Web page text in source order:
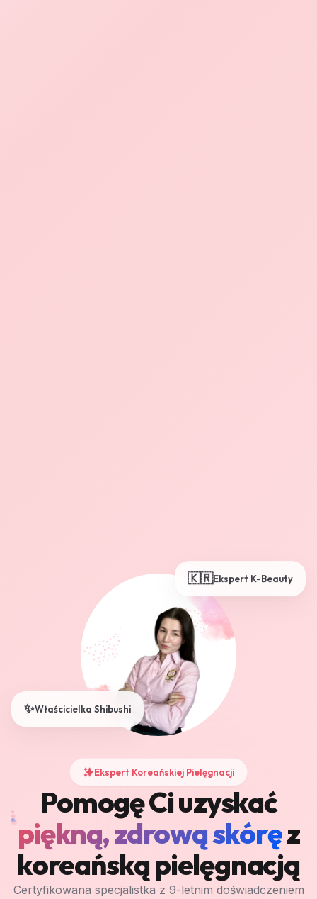
Ekspert Koreańskiej Pielęgnacji
Pomogę Ci uzyskać
piękną, zdrową skóręz
koreańską pielęgnacją
Certyfikowana specjalistka z 9-letnim doświadczeniem
🇰🇷Ekspert K-Beauty
✨Właścicielka Shibushi